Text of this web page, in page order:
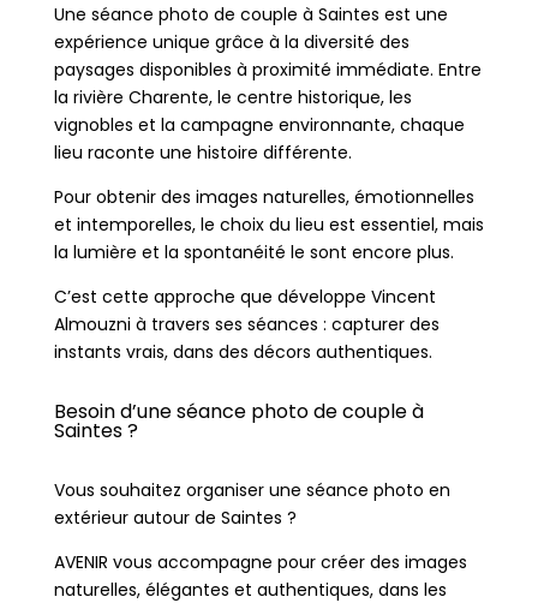
Une séance photo de couple à Saintes est une
expérience unique grâce à la diversité des
paysages disponibles à proximité immédiate. Entre
la rivière Charente, le centre historique, les
vignobles et la campagne environnante, chaque
lieu raconte une histoire différente.
Pour obtenir des images naturelles, émotionnelles
et intemporelles, le choix du lieu est essentiel, mais
la lumière et la spontanéité le sont encore plus.
C’est cette approche que développe Vincent
Almouzni à travers ses séances : capturer des
instants vrais, dans des décors authentiques.
Besoin d’une séance photo de couple à
Saintes ?
Vous souhaitez organiser une séance photo en
extérieur autour de Saintes ?
AVENIR vous accompagne pour créer des images
naturelles, élégantes et authentiques, dans les